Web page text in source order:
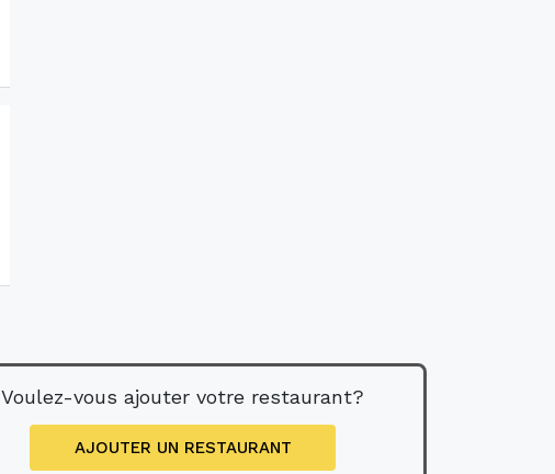
Voulez-vous ajouter votre restaurant?
AJOUTER UN RESTAURANT